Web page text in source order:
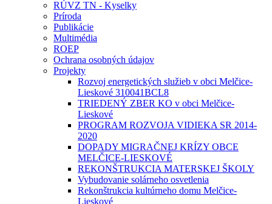
RÚVZ TN - Kyselky
Príroda
Publikácie
Multimédia
ROEP
Ochrana osobných údajov
Projekty
Rozvoj energetických služieb v obci Melčice-
Lieskové 310041BCL8
TRIEDENÝ ZBER KO v obci Melčice-
Lieskové
PROGRAM ROZVOJA VIDIEKA SR 2014-
2020
DOPADY MIGRAČNEJ KRÍZY OBCE
MELČICE-LIESKOVÉ
REKONŠTRUKCIA MATERSKEJ ŠKOLY
Vybudovanie solárneho osvetlenia
Rekonštrukcia kultúrneho domu Melčice-
Lieskové